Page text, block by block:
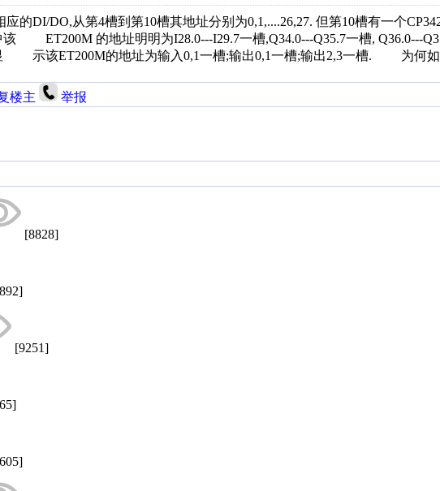
的DI/DO,从第4槽到第10槽其地址分别为0,1,....26,27. 但第10槽有一个
的地址明明为I28.0---I29.7一槽,Q34.0---Q35.7一槽, Q36.0---
示该ET200M的地址为输入0,1一槽;输出0,1一槽;输出2,3一槽. 为
楼主 举报
[8828]
[9251]